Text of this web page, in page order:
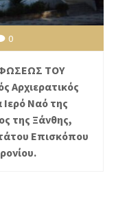
0
ΤΟΥ
Αρχιερατικός
Ναό της
της Ξάνθης,
Επισκόπου